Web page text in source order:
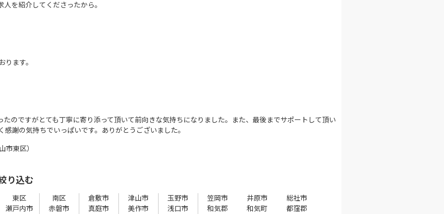
を紹介してくださったから。
ります。
たのですがとても丁寧に寄り添って頂いて前向きな気持ちになりました。また、最後までサポートして頂い
謝の気持ちでいっぱいです。ありがとうございました。
市東区）
り込む
東区 南区 倉敷市 津山市 玉野市 笠岡市 井原市
総社市
瀬戸内市
赤磐市 真庭市 美作市 浅口市 和気郡 和気町
都窪郡